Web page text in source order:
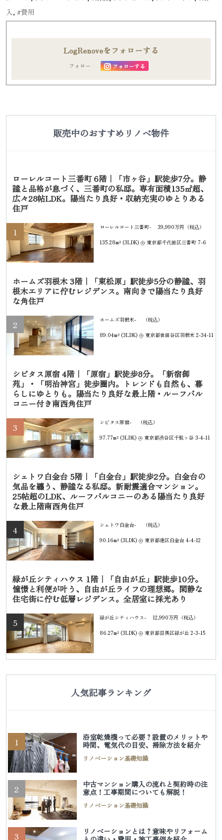
入, #費用
LogRenoveをフォローする
フォロー フォローする
販売中のおすすめリノベ物件
ローレルコート三番町 6階｜「市ヶ谷」駅徒歩7分。静
謐と品格が息づく、三番町の私邸。専有面積135㎡超、
広々28帖LDK。陽当たり良好・収納充実のゆとりある
住戸
1
ローレルコート三番町- 39,990万円（税込）
135.28m² (3LDK) 東京都千代田区三番町 7-6
ホームズ羽根木 3階｜「東松原」駅徒歩5分の静謐、羽
根木エリアに佇むレジデンス。南向きで陽当たり良好
な角住戸
2
ホームズ羽根木- （税込）
89.04m² (3LDK) 東京都世田谷区羽根木 2-34-11
シビタス原宿 4階｜「原宿」駅徒歩8分。「新宿御
苑」・「明治神宮」徒歩圏内。トレンドも自然も、暮
らしにゆとりも。陽当たり良好な最上階・ルーフバル
コニー付き南西角住戸
3
シビタス原宿- （税込）
97.77m² (3LDK) 東京都渋谷区千駄ヶ谷 3-4-11
シェトワ白金台 5階｜「白金台」駅徒歩2分。白金台の
気品を纏う、静謐なる私邸。新耐震適合マンション。
25帖超のLDK、ルーフバルコニーのある陽当たり良好
な最上階南西角住戸
4
シェトワ白金台- （税込）
90.16m² (3LDK) 東京都港区白金台 4-4-12
緑が丘シティハウス 1階｜「自由が丘」駅徒歩10分。
憧憬と利便が叶う、自由が丘ライフの理想郷。閑静な
住宅街に佇む低層レジデンス。全居室に採光あり
5
緑が丘シティハウス- 12,990万円（税込）
86.27m² (3LDK) 東京都目黒区緑が丘 2-3-15
人気記事ランキング
1
浴室乾燥機って必要？設置のメリットや
時間、電気代の目安、掃除方法を紹介
リノベーション基礎知識
2
中古マンション購入の流れと契約時の注
意点！工事期間についても解説！
リノベーション基礎知識
3
リノベーションとは？意味やリフォーム